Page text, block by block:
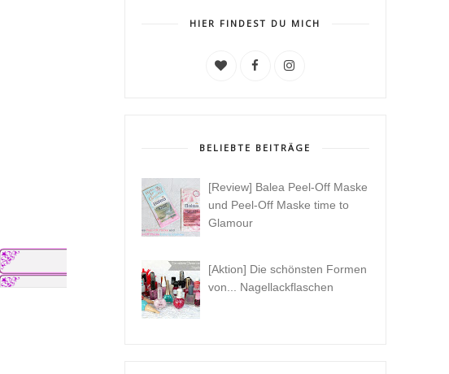
HIER FINDEST DU MICH
BELIEBTE BEITRÄGE
[Review] Balea Peel-Off Maske
und Peel-Off Maske time to
Glamour
[Aktion] Die schönsten Formen
von... Nagellackflaschen